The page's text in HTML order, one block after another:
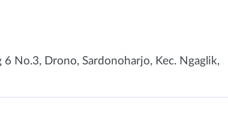
6 No.3, Drono, Sardonoharjo, Kec. Ngaglik,